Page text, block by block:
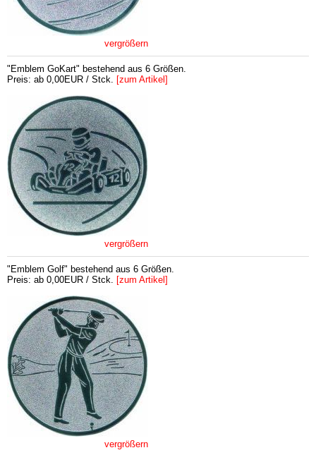
vergrößern
"Emblem GoKart" bestehend aus 6 Größen.
Preis: ab 0,00EUR / Stck. [zum Artikel]
vergrößern
"Emblem Golf" bestehend aus 6 Größen.
Preis: ab 0,00EUR / Stck. [zum Artikel]
vergrößern